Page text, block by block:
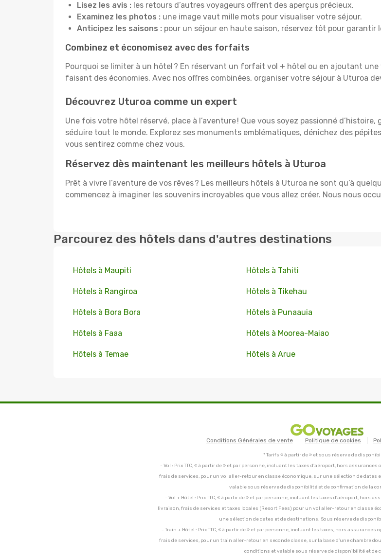
Lisez les avis : les retours d’autres voyageurs offrent des aperçus précieux.
Examinez les photos : une image vaut mille mots pour visualiser votre séjour.
Anticipez les saisons : pour un séjour en haute saison, réservez tôt pour garantir
Combinez et économisez avec des forfaits
Pourquoi se limiter à un hôtel ? En réservant un forfait vol + hôtel ou en ajoutant
faisant des économies. Avec nos offres combinées, organiser votre séjour à Uturoa
Découvrez Uturoa comme un expert
Une fois votre hôtel réservé, place à l’aventure ! Que vous soyez passionné
séduire tout le monde. Explorez ses monuments emblématiques, dénichez des
vous sentirez comme chez vous.
Réservez dès maintenant les meilleurs hôtels à Uturoa
Prêt à vivre l’aventure de vos rêves ? Les meilleurs hôtels à Uturoa ne sont qu’à
commencez à imaginer les souvenirs incroyables que vous allez créer. Nous nous
Parcourez des hôtels dans d'autres destinations
Hôtels à Maupiti Hôtels à Tahiti
Hôtels à Rangiroa Hôtels à Tikehau
Hôtels à Bora Bora Hôtels à Punaauia
Hôtels à Faaa Hôtels à Moorea-Maiao
Hôtels à Temae Hôtels à Arue
Conditions Générales de vente Politique de cookies
* Tarifs « à partir de » et sous réserve de
- Vol : Prix TTC, « à partir de » et par personne, incluant les taxes d'aéroport, hors
frais de services, pour un vol aller-retour en classe économique, sur une sélection de
valable sous réserve de disponibilité et de confirmation de la
- Vol + Hôtel : Prix TTC, « à partir de » et par personne, incluant les taxes d'aéroport, hors
livraison, frais de services et taxes locales (Resort Fees) pour un vol aller-retour en classe
une sélection de dates et de destinations. Sous réserve de
- Train + Hôtel : Prix TTC, « à partir de » et par personne, incluant les taxes, hors
frais de services, pour un train aller-retour en seconde classe, sur la base d'une chambre
conditions et valable sous réserve de disponibilité et de